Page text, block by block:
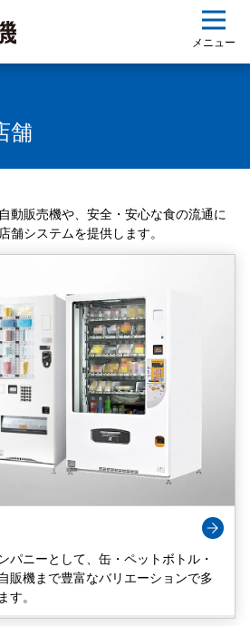
メニュー
舗
動販売機や、安全・安心な食の流通に
舗システムを提供します。
パニーとして、缶・ペットボトル・
販機まで豊富なバリエーションで多
す。